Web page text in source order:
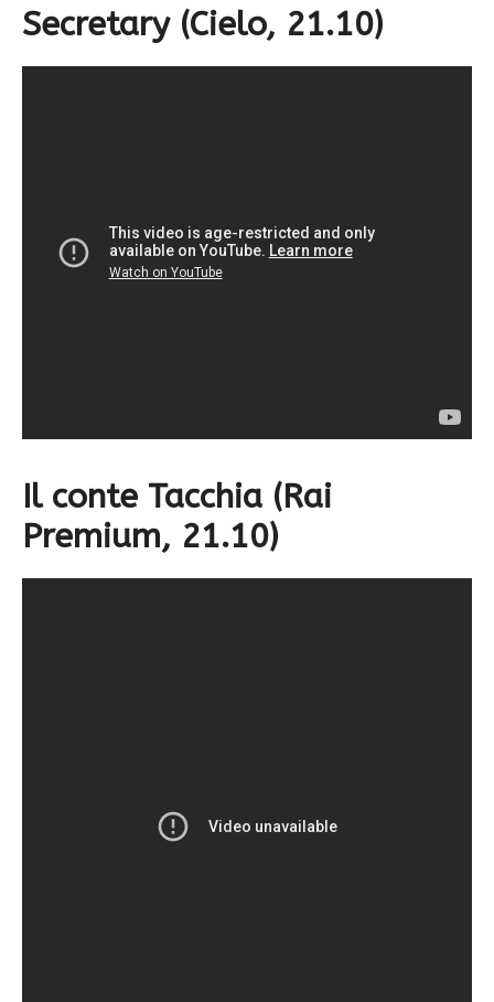
Secretary (Cielo, 21.10)
Il conte Tacchia (Rai
Premium, 21.10)